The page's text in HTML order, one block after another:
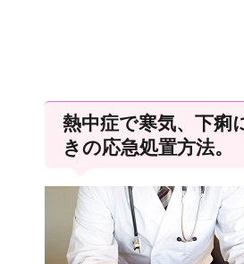
熱中症で寒気、下痢
きの応急処置方法。